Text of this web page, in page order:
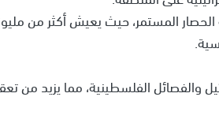
الحصار المستمر، حيث يعيش أكثر من
والفصائل الفلسطينية، مما يزيد من